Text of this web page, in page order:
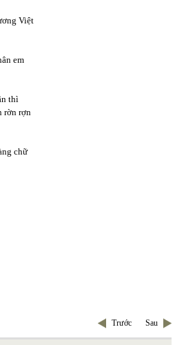
Việt
em
thì
rờn rợn
chữ
Trước Sau